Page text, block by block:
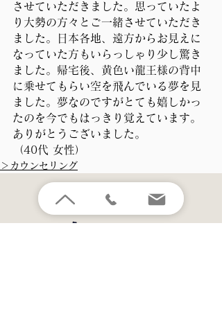
させていただきました。思っていたよ
り大勢の方々とご一緒させていただき
ました。日本各地、遠方からお見えに
なっていた方もいらっしゃり少し驚き
ました。帰宅後、黄色い龍王様の背中
に乗せてもらい空を飛んでいる夢を見
ました。夢なのですがとても嬉しかっ
たのを今でもはっきり覚えています。
ありがとうございました。
（40代 女性）
＞カウンセリング